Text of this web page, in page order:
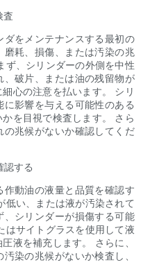
査
ダをメンテナンスする最初の
磨耗、損傷、または汚染の兆
ず、シリンダーの外側を中性
破片、または油の残留物が
心の注意を払います。 シリ
影響を与える可能性のある
を目視で検査します。 さら
兆候がないか確認してくだ
認する
動油の液量と品質を確認す
低い、または液が汚染されて
シリンダーが損傷する可能
はサイトグラスを使用して液
液を補充します。 さらに、
染の兆候がないか検査し、